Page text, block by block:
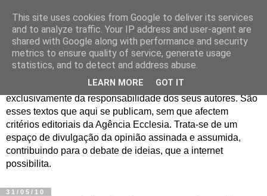
Jornal de Opinião
São muitos os textos enviados para a Agência Ecclesia com
pedido de publicação. De diferentes personalidades e
contextos sociais e eclesiais, o seu conteúdo é
exclusivamente da responsabilidade dos seus autores. São
esses textos que aqui se publicam, sem que afectem
critérios editoriais da Agência Ecclesia. Trata-se de um
espaço de divulgação da opinião assinada e assumida,
contribuindo para o debate de ideias, que a internet
possibilita.
31/05/10
This site uses cookies from Google to deliver its services
and to analyze traffic. Your IP address and user-agent are
shared with Google along with performance and security
metrics to ensure quality of service, generate usage
statistics, and to detect and address abuse.
LEARN MORE GOT IT